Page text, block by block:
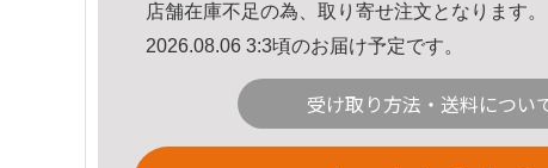
店舗在庫不足の為、取り寄せ注文となります。
2026.08.06 3:3頃のお届け予定です。
受け取り方法・送料につい